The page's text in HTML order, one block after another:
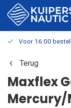
Voor 16:00
Terug
Maxflex